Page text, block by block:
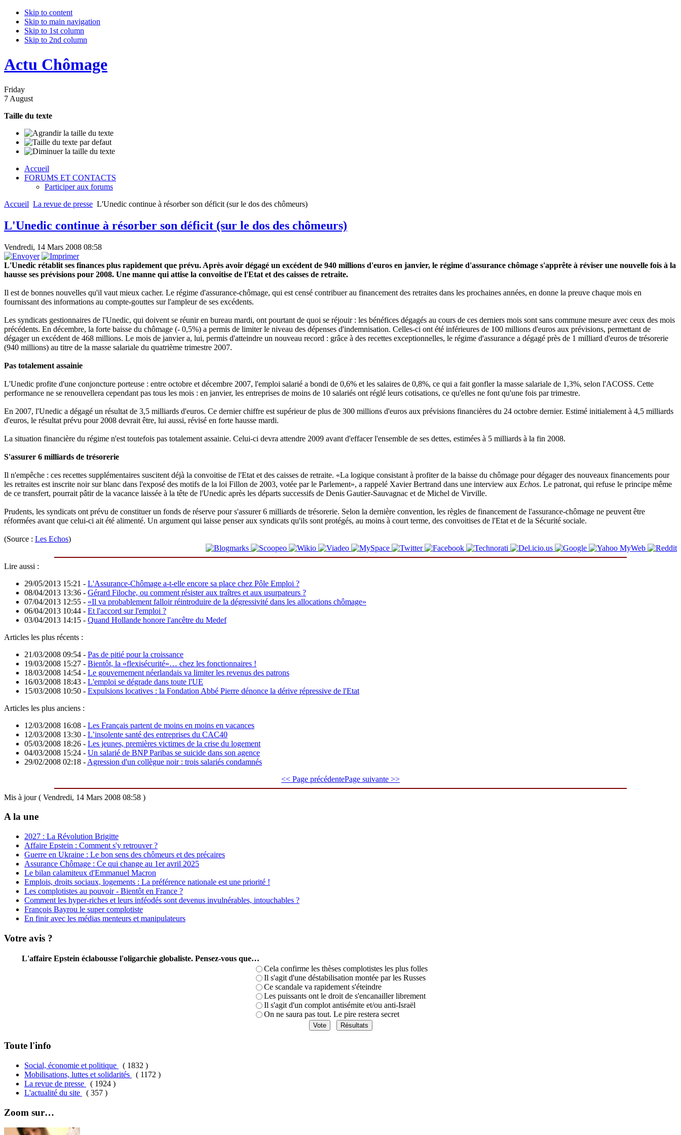
Skip to content
Skip to main navigation
Skip to 1st column
Skip to 2nd column
Actu Chômage
Friday
7 August
Taille du texte
Accueil
FORUMS ET CONTACTS
Participer aux forums
Accueil La revue de presse L'Unedic continue à résorber son déficit (sur le dos des chômeurs)
L'Unedic continue à résorber son déficit (sur le dos des chômeurs)
Vendredi, 14 Mars 2008 08:58
L'Unedic rétablit ses finances plus rapidement que prévu. Après avoir dégagé un excédent de 940 millions d'euros en janvier, le régime d'assurance chômage s'apprête à réviser une nouvelle fois à la
hausse ses prévisions pour 2008. Une manne qui attise la convoitise de l'Etat et des caisses de retraite.
Il est de bonnes nouvelles qu'il vaut mieux cacher. Le régime d'assurance-chômage, qui est censé contribuer au financement des retraites dans les prochaines années, en donne la preuve chaque mois en
fournissant des informations au compte-gouttes sur l'ampleur de ses excédents.
Les syndicats gestionnaires de l'Unedic, qui doivent se réunir en bureau mardi, ont pourtant de quoi se réjouir : les bénéfices dégagés au cours de ces derniers mois sont sans commune mesure avec ceux des mois
précédents. En décembre, la forte baisse du chômage (- 0,5%) a permis de limiter le niveau des dépenses d'indemnisation. Celles-ci ont été inférieures de 100 millions d'euros aux prévisions, permettant de
dégager un excédent de 468 millions. Le mois de janvier a, lui, permis d'atteindre un nouveau record : grâce à des recettes exceptionnelles, le régime d'assurance a dégagé près de 1 milliard d'euros de trésorerie
(940 millions) au titre de la masse salariale du quatrième trimestre 2007.
Pas totalement assainie
L'Unedic profite d'une conjoncture porteuse : entre octobre et décembre 2007, l'emploi salarié a bondi de 0,6% et les salaires de 0,8%, ce qui a fait gonfler la masse salariale de 1,3%, selon l'ACOSS. Cette
performance ne se renouvellera cependant pas tous les mois : en janvier, les entreprises de moins de 10 salariés ont réglé leurs cotisations, ce qu'elles ne font qu'une fois par trimestre.
En 2007, l'Unedic a dégagé un résultat de 3,5 milliards d'euros. Ce dernier chiffre est supérieur de plus de 300 millions d'euros aux prévisions financières du 24 octobre dernier. Estimé initialement à 4,5 milliards
d'euros, le résultat prévu pour 2008 devrait être, lui aussi, révisé en forte hausse mardi.
La situation financière du régime n'est toutefois pas totalement assainie. Celui-ci devra attendre 2009 avant d'effacer l'ensemble de ses dettes, estimées à 5 milliards à la fin 2008.
S'assurer 6 milliards de trésorerie
Il n'empêche : ces recettes supplémentaires suscitent déjà la convoitise de l'Etat et des caisses de retraite. «La logique consistant à profiter de la baisse du chômage pour dégager des nouveaux financements pour
les retraites est inscrite noir sur blanc dans l'exposé des motifs de la loi Fillon de 2003, votée par le Parlement», a rappelé Xavier Bertrand dans une interview aux Echos. Le patronat, qui refuse le principe même
de ce transfert, pourrait pâtir de la vacance laissée à la tête de l'Unedic après les départs successifs de Denis Gautier-Sauvagnac et de Michel de Virville.
Prudents, les syndicats ont prévu de constituer un fonds de réserve pour s'assurer 6 milliards de trésorerie. Selon la dernière convention, les règles de financement de l'assurance-chômage ne peuvent être
réformées avant que celui-ci ait été alimenté. Un argument qui laisse penser aux syndicats qu'ils sont protégés, au moins à court terme, des convoitises de l'Etat et de la Sécurité sociale.
(Source : Les Echos)
Lire aussi :
29/05/2013 15:21 - L'Assurance-Chômage a-t-elle encore sa place chez Pôle Emploi ?
08/04/2013 13:36 - Gérard Filoche, ou comment résister aux traîtres et aux usurpateurs ?
07/04/2013 12:55 - «Il va probablement falloir réintroduire de la dégressivité dans les allocations chômage»
06/04/2013 10:44 - Et l'accord sur l'emploi ?
03/04/2013 14:15 - Quand Hollande honore l'ancêtre du Medef
Articles les plus récents :
21/03/2008 09:54 - Pas de pitié pour la croissance
19/03/2008 15:27 - Bientôt, la «flexisécurité»… chez les fonctionnaires !
18/03/2008 14:54 - Le gouvernement néerlandais va limiter les revenus des patrons
16/03/2008 18:43 - L'emploi se dégrade dans toute l'UE
15/03/2008 10:50 - Expulsions locatives : la Fondation Abbé Pierre dénonce la dérive répressive de l'Etat
Articles les plus anciens :
12/03/2008 16:08 - Les Français partent de moins en moins en vacances
12/03/2008 13:30 - L’insolente santé des entreprises du CAC40
05/03/2008 18:26 - Les jeunes, premières victimes de la crise du logement
04/03/2008 15:24 - Un salarié de BNP Paribas se suicide dans son agence
29/02/2008 02:18 - Agression d'un collègue noir : trois salariés condamnés
<< Page précédentePage suivante >>
Mis à jour ( Vendredi, 14 Mars 2008 08:58 )
A la une
2027 : La Révolution Brigitte
Affaire Epstein : Comment s'y retrouver ?
Guerre en Ukraine : Le bon sens des chômeurs et des précaires
Assurance Chômage : Ce qui change au 1er avril 2025
Le bilan calamiteux d'Emmanuel Macron
Emplois, droits sociaux, logements : La préférence nationale est une priorité !
Les complotistes au pouvoir - Bientôt en France ?
Comment les hyper-riches et leurs inféodés sont devenus invulnérables, intouchables ?
François Bayrou le super complotiste
En finir avec les médias menteurs et manipulateurs
Votre avis ?
L'affaire Epstein éclabousse l'oligarchie globaliste. Pensez-vous que…
Cela confirme les thèses complotistes les plus folles
Il s'agit d'une déstabilisation montée par les Russes
Ce scandale va rapidement s'éteindre
Les puissants ont le droit de s'encanailler librement
Il s'agit d'un complot antisémite et/ou anti-Israël
On ne saura pas tout. Le pire restera secret
Toute l'info
Social, économie et politique
( 1832 )
Mobilisations, luttes et solidarités
( 1172 )
La revue de presse
( 1924 )
L'actualité du site
( 357 )
Zoom sur…